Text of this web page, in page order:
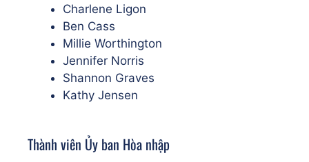
Charlene Ligon
Ben Cass
Millie Worthington
Jennifer Norris
Shannon Graves
Kathy Jensen
Thành viên Ủy ban Hòa nhập